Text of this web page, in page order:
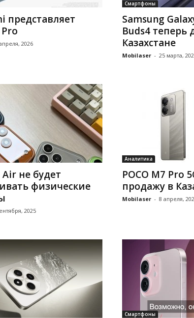
представляет
Pro
2026
Смартфоны
Samsung
Buds4 теперь
Казахстане
Mobilaser - 25 марта,
Air не будет
физические
2025
Аналитика
POCO M7 Pro
продажу в
Mobilaser - 8 апреля,
Смартфоны